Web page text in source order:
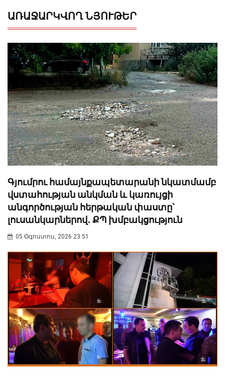
ԱՌԱՋԱՐԿՎՈՂ ՆՅՈՒԹԵՐ
Գյումրու համայնքապետարանի նկատմամբ
վստահության անկման և կառույցի
անգործության հերթական փաստը՝
լուսանկարներով․ ՔՊ խմբակցություն
05 Օգոստոս, 2026 23:51